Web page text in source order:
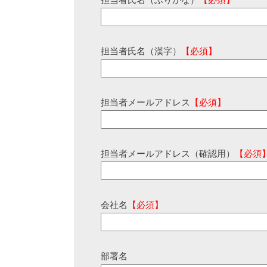
担当者氏名（漢字） 【必須】
担当者メールアドレス 【必須】
担当者メールアドレス（確認用） 【必須
会社名 【必須】
部署名